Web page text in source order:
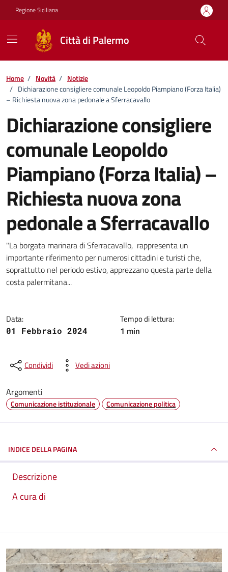
Vai ai contenuti
Vai al footer
Regione Siciliana
Città di Palermo
Home / Novità / Notizie
/ Dichiarazione consigliere comunale Leopoldo Piampiano (Forza Italia)
– Richiesta nuova zona pedonale a Sferracavallo
Dichiarazione consigliere
comunale Leopoldo
Piampiano (Forza Italia) –
Richiesta nuova zona
pedonale a Sferracavallo
Dettagli della notizia
"La borgata marinara di Sferracavallo, rappresenta un
importante riferimento per numerosi cittadini e turisti che,
soprattutto nel periodo estivo, apprezzano questa parte della
costa palermitana...
Data:
01 Febbraio 2024
Tempo di lettura:
1 min
Condividi Vedi azioni
Argomenti
Comunicazione istituzionale Comunicazione politica
INDICE DELLA PAGINA
Descrizione
A cura di